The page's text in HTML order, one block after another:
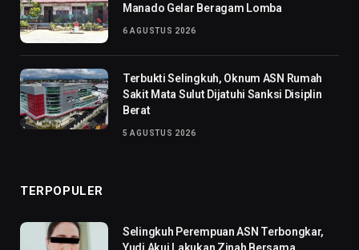
Manado Gelar Beragam Lomba
6 AGUSTUS 2026
Terbukti Selingkuh, Oknum ASN Rumah
Sakit Mata Sulut Dijatuhi Sanksi Disiplin
Berat
5 AGUSTUS 2026
TERPOPULER
Selingkuh Perempuan ASN Terbongkar,